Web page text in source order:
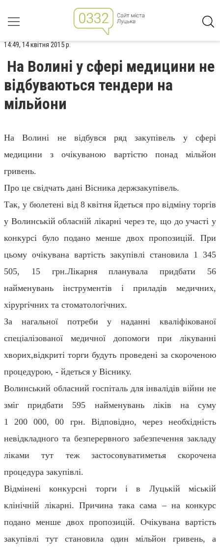
14:49, 14 квітня 2015 р.
На Волині у сфері медицини не
відбуваються тендери на
мільйони
На Волині не відбувся ряд закупівель у сфері
медицини з очікуваною вартістю понад мільйон
гривень.
Про це свідчать дані Вісника держзакупівель.
Так, у бюлетені від 8 квітня йдеться про відміну торгів
у Волинській обласній лікарні через те, що до участі у
конкурсі було подано менше двох пропозицій. При
цьому очікувана вартість закупівлі становила 1 345
505, 15 грн.Лікарня планувала придбати 56
найменувань інструментів і приладів медичних,
хірургічних та стоматологічних.
За нагальноїпотреби у наданні кваліфікованої
спеціалізованої медичної допомоги при лікуванні
хворих,відкриті торгибудуть проведені за скороченою
процедурою, - йдеться у Віснику.
Волинський обласний госпіталь для інвалідів війни не
зміг придбати 595 найменувань ліків на суму
1
200 000, 00 грн. Відповідно, черезнеобхідність
невідкладного та безперервного забезпечення закладу
ліками тут теж застосовуватиметья скорочена
процедура закупівлі.
Відмінені конкурсні торги і в Луцькій міській
клінічній лікарні. Причина така сама – на конкурс
подано менше двох пропозицій. Очікувана вартість
закупівлі тут становила один мільйон гривень, а